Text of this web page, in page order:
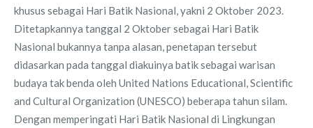
khusus sebagai Hari Batik Nasional, yakni 2 Oktober 2023.
Ditetapkannya tanggal 2 Oktober sebagai Hari Batik
Nasional bukannya tanpa alasan, penetapan tersebut
didasarkan pada tanggal diakuinya batik sebagai warisan
budaya tak benda oleh United Nations Educational, Scientific
and Cultural Organization (UNESCO) beberapa tahun silam.
Dengan memperingati Hari Batik Nasional di Lingkungan